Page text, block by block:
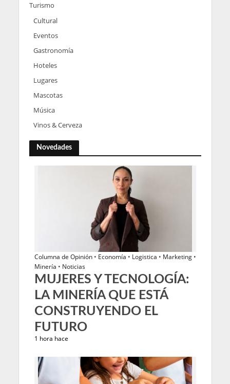
Turismo
Cultural
Eventos
Gastronomía
Hoteles
Lugares
Mascotas
Música
Vinos & Cerveza
Novedades
Columna de Opinión • Economía • Logistica • Marketing •
Minería • Noticias
MUJERES Y TECNOLOGÍA:
LA MINERÍA QUE ESTÁ
CONSTRUYENDO EL
FUTURO
1 hora hace